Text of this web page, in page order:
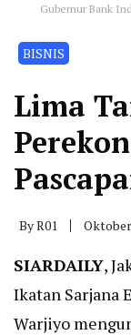
Gubernur Bank
BISNIS
Lima
ByR01 Oktober
SIARDAILY,
Ikatan Sarjana
Warjiyo